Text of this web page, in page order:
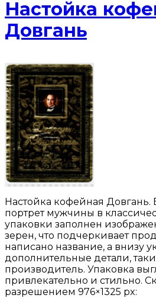
Настойка
Довгань
Настойка кофейная Довгань.
портрет мужчины в
упаковки заполнен
зерен, что подчеркивает
написано название, а внизу
дополнительные детали,
производитель. Упаковка
привлекательно и стильно.
разрешением 976×1325 px: